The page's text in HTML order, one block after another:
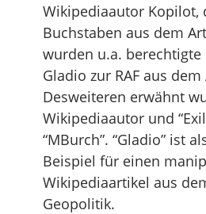
Wikipediaautor Kopilot,
Buchstaben aus dem
wurden u.a. berechtigte
Gladio zur RAF aus
Desweiteren erwähnt
Wikipediaautor und
“MBurch”. “Gladio” ist
Beispiel für einen
Wikipediaartikel aus
Geopolitik.